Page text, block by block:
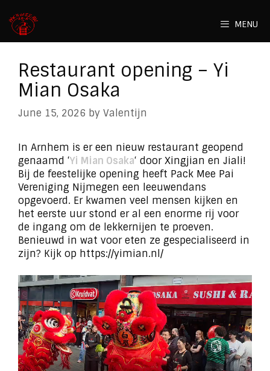
to
content
MENU
Restaurant opening – Yi
Mian Osaka
June 15, 2026 by Valentijn
In Arnhem is er een nieuw restaurant geopend
genaamd ‘Yi Mian Osaka‘ door Xingjian en Jiali!
Bij de feestelijke opening heeft Pack Mee Pai
Vereniging Nijmegen een leeuwendans
opgevoerd. Er kwamen veel mensen kijken en
het eerste uur stond er al een enorme rij voor
de ingang om de lekkernijen te proeven.
Benieuwd in wat voor eten ze gespecialiseerd in
zijn? Kijk op https://yimian.nl/